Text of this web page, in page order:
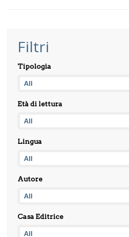
Filtri
Tipologia
Età di lettura
Lingua
Autore
Casa Editrice